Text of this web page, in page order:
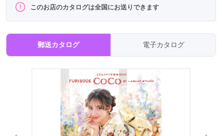
このお店のカタログは全国にお送りできます
郵送カタログ 電子カタログ